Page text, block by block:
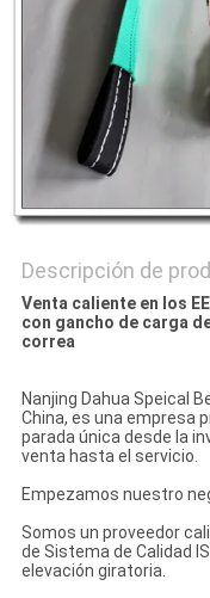
SITIO
PRIVACY
POLICY
Descripción de
Venta caliente en los
con gancho de carga
correa
Nanjing Dahua Speical
China, es una empresa
parada única desde la
venta hasta el servicio.
Empezamos nuestro
Somos un proveedor
de Sistema de Calidad
elevación giratoria.